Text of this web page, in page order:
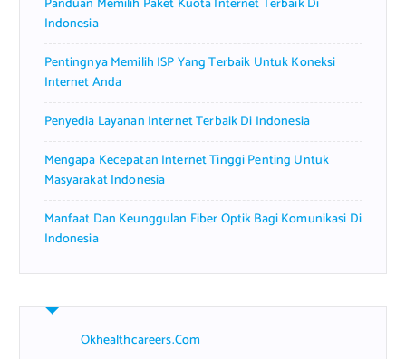
:
Indonesia
Pentingnya Memilih ISP Yang Terbaik Untuk Koneksi
Internet Anda
Penyedia Layanan Internet Terbaik Di Indonesia
Mengapa Kecepatan Internet Tinggi Penting Untuk
Masyarakat Indonesia
Manfaat Dan Keunggulan Fiber Optik Bagi Komunikasi Di
Indonesia
Okhealthcareers.com